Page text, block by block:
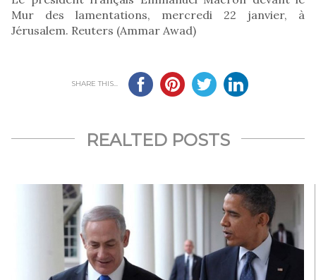
Mur des lamentations, mercredi 22 janvier, à
Jérusalem. Reuters (Ammar Awad)
SHARE THIS...
REALTED POSTS